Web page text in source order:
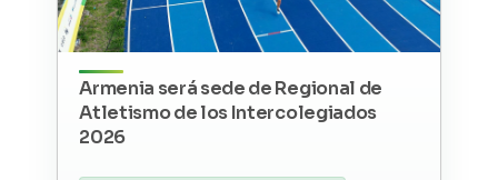
Armenia será sede de Regional de
Atletismo de los Intercolegiados
2026